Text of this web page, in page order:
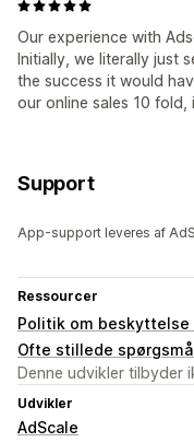
Our experience with
Initially, we literally just
the success it would
our online sales 10 fold,
Support
App-support leveres af
Ressourcer
Politik om beskyttelse
Ofte stillede spørgsmål
Denne udvikler tilbyder
Udvikler
AdScale